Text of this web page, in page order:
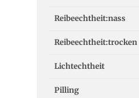
Reibeechtheit:nass
Reibeechtheit:trocken
Lichtechtheit
Pilling